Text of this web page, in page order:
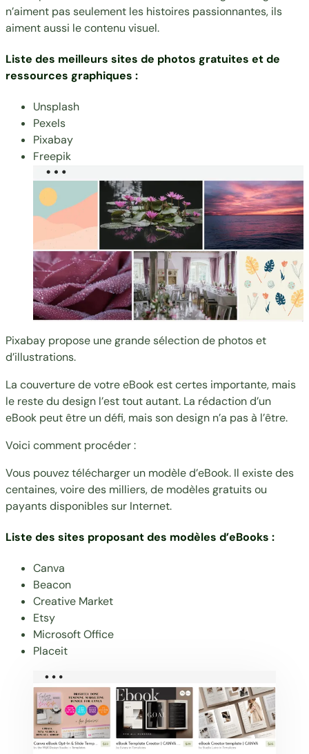
n’aiment pas seulement les histoires passionnantes, ils
aiment aussi le contenu visuel.
Liste des meilleurs sites de photos gratuites et de
ressources graphiques :
Unsplash
Pexels
Pixabay
Freepik
Pixabay propose une grande sélection de photos et
d’illustrations.
La couverture de votre eBook est certes importante, mais
le reste du design l’est tout autant. La rédaction d’un
eBook peut être un défi, mais son design n’a pas à l’être.
Voici comment procéder :
Vous pouvez télécharger un modèle d’eBook. Il existe des
centaines, voire des milliers, de modèles gratuits ou
payants disponibles sur Internet.
Liste des sites proposant des modèles d’eBooks :
Canva
Beacon
Creative Market
Etsy
Microsoft Office
Placeit